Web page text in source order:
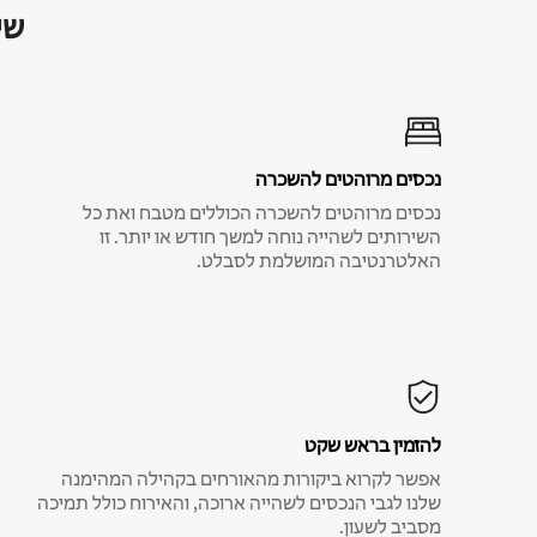
נכסים מרוהטים להשכרה
נכסים מרוהטים להשכרה הכוללים מטבח ואת כל
השירותים לשהייה נוחה למשך חודש או יותר. זו
האלטרנטיבה המושלמת לסבלט.
להזמין בראש שקט
אפשר לקרוא ביקורות מהאורחים בקהילה המהימנה
שלנו לגבי הנכסים לשהייה ארוכה, והאירוח כולל תמיכה
מסביב לשעון.